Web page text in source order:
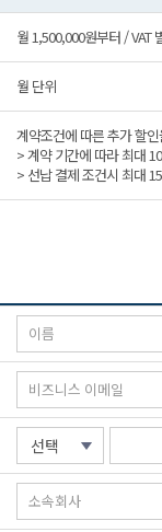
월 1,500,000원부터 / VAT
월 단위
계약조건에 따른 추가 할
> 계약 기간에 따라 최대
> 선납 결제 조건시 최대
선택